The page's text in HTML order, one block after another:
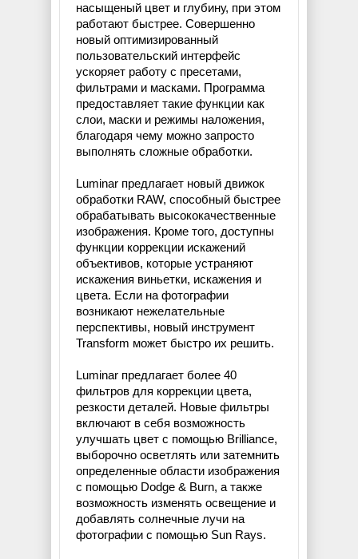
насыщеный цвет и глубину, при этом
работают быстрее. Совершенно
новый оптимизированный
пользовательский интерфейс
ускоряет работу с пресетами,
фильтрами и масками. Программа
предоставляет такие функции как
слои, маски и режимы наложения,
благодаря чему можно запросто
выполнять сложные обработки.
Luminar предлагает новый движок
обработки RAW, способный быстрее
обрабатывать высококачественные
изображения. Кроме того, доступны
функции коррекции искажений
объективов, которые устраняют
искажения виньетки, искажения и
цвета. Если на фотографии
возникают нежелательные
перспективы, новый инструмент
Transform может быстро их решить.
Luminar предлагает более 40
фильтров для коррекции цвета,
резкости деталей. Новые фильтры
включают в себя возможность
улучшать цвет с помощью Brilliance,
выборочно осветлять или затемнить
определенные области изображения
с помощью Dodge & Burn, а также
возможность изменять освещение и
добавлять солнечные лучи на
фотографии с помощью Sun Rays.